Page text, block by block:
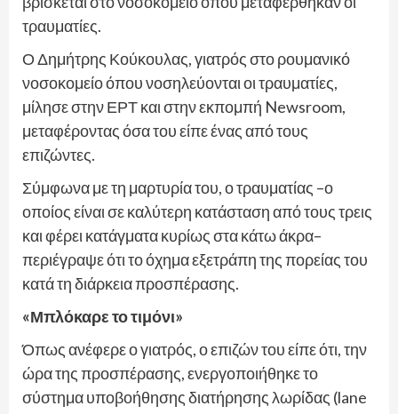
τραυματίες.
Ο Δημήτρης Κούκουλας, γιατρός στο ρουμανικό
νοσοκομείο όπου νοσηλεύονται οι τραυματίες,
μίλησε στην ΕΡΤ και στην εκπομπή Newsroom,
μεταφέροντας όσα του είπε ένας από τους
επιζώντες.
Σύμφωνα με τη μαρτυρία του, ο τραυματίας –ο
οποίος είναι σε καλύτερη κατάσταση από τους τρεις
και φέρει κατάγματα κυρίως στα κάτω άκρα–
περιέγραψε ότι το όχημα εξετράπη της πορείας του
κατά τη διάρκεια προσπέρασης.
«Μπλόκαρε το τιμόνι»
Όπως ανέφερε ο γιατρός, ο επιζών του είπε ότι, την
ώρα της προσπέρασης, ενεργοποιήθηκε το
σύστημα υποβοήθησης διατήρησης λωρίδας (lane